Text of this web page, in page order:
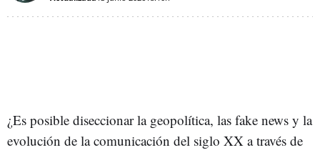
¿Es posible diseccionar la geopolítica, las fake news y la
evolución de la comunicación del siglo XX a través de